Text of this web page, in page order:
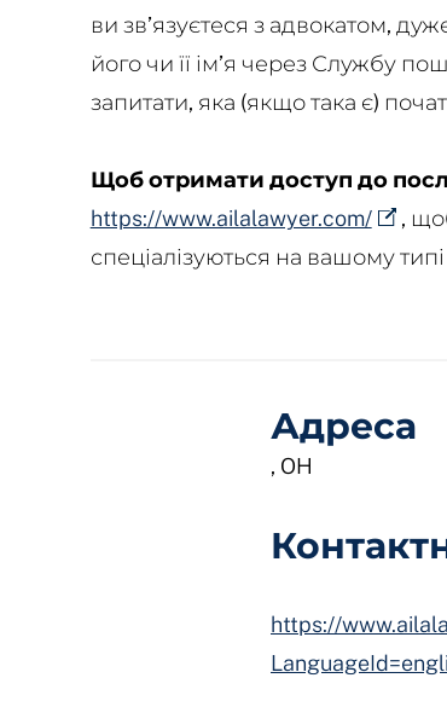
ви зв’язуєтеся з адвокатом,
його чи її ім’я через Службу
запитати, яка (якщо така є)
Щоб отримати доступ до
https://www.ailalawyer.com/
,
спеціалізуються на вашому
Адреса
, OH
https://